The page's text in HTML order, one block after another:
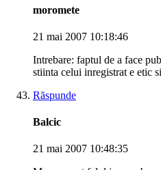
moromete
21 mai 2007 10:18:46
Intrebare: faptul de a face
stiinta celui inregistrat e etic
Răspunde
Balcic
21 mai 2007 10:48:35